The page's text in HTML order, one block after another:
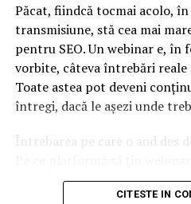
Păcat, fiindcă tocmai acolo, în
transmisiune, stă cea mai
pentru SEO. Un webinar e, în
vorbite, câteva întrebări
Toate astea pot deveni
întregi, dacă le așezi unde
Întrebarea pe care o aud des
din Google, nu doar lead-uri
scurt e că platformaCITESTE IN